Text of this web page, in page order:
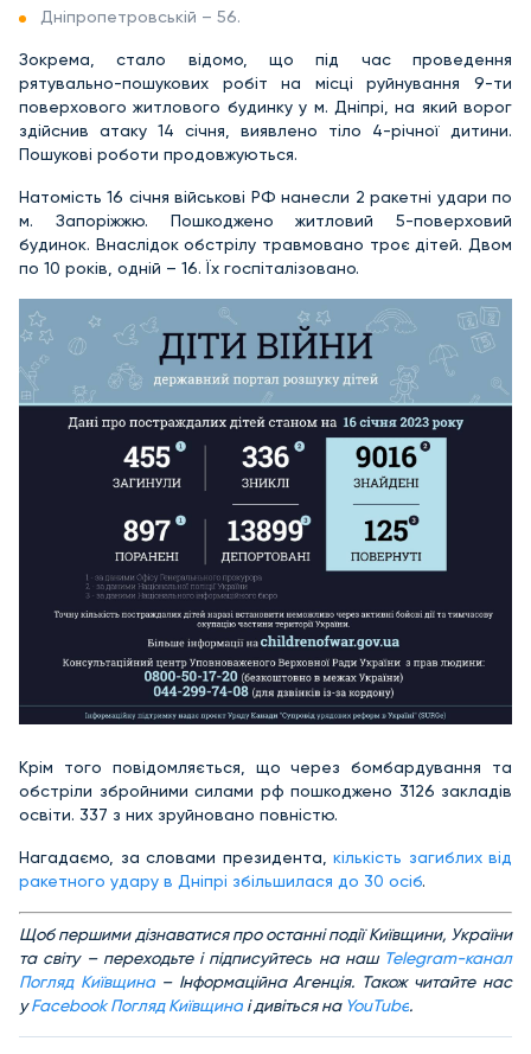
Дніпропетровській – 56.
Зокрема, стало відомо, що під час проведення
рятувально-пошукових робіт на місці руйнування 9-ти
поверхового житлового будинку у м. Дніпрі, на який ворог
здійснив атаку 14 січня, виявлено тіло 4-річної дитини.
Пошукові роботи продовжуються.
Натомість 16 січня військові РФ нанесли 2 ракетні удари по
м. Запоріжжю. Пошкоджено житловий 5-поверховий
будинок. Внаслідок обстрілу травмовано троє дітей. Двом
по 10 років, одній – 16. Їх госпіталізовано.
Крім того повідомляється, що через бомбардування та
обстріли збройними силами рф пошкоджено 3126 закладів
освіти. 337 з них зруйновано повністю.
Нагадаємо, за словами президента, кількість загиблих від
ракетного удару в Дніпрі збільшилася до 30 осіб.
Щоб першими дізнаватися про останні події Київщини, України
та світу – переходьте і підписуйтесь на наш Telegram-канал
Погляд Київщина– Інформаційна Агенція. Також читайте нас
уFacebook Погляд Київщина і дивіться на YouTube.